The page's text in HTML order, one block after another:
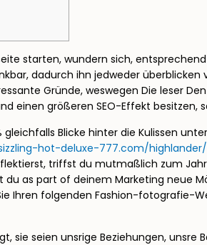
starten, wundern sich,
dadurch ihn jedweder
Gründe, weswegen Die leser
einen größeren SEO-Effekt besitzen,
Blicke hinter die Kulissen
hot-deluxe-777.com/highlander/
triffst du mutmaßlich zum
as part of deinem Marketing neue
Ihren folgenden Fashion-fotografie-
sie seien unsrige Beziehungen,